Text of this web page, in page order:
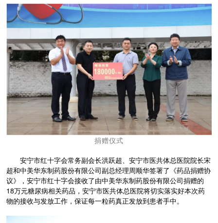
捐赠仪式
安宁市红十字会常务副会长洪跃超、安宁市医共体总医院院长宋
超和中美华东制药股份有限公司副总经理周顺华签署了《药品捐赠协
议》，安宁市红十字会接收了由中美华东制药股份有限公司捐赠的
18万元糖尿病相关药品，安宁市医共体总医院将切实落实好本次药
物的接收与发放工作，保证每一粒药真正发放到患者手中。